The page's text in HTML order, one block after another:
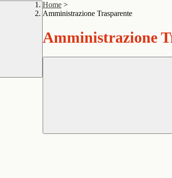
Home >
Amministrazione Trasparente
Amministrazione